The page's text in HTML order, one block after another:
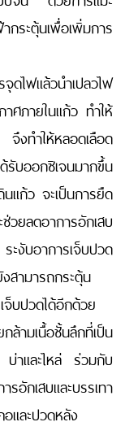
ระตุ้นเพื่อเพิ่มการ
ดไฟแล้วนำเปลวไฟ
ศภายในแก้ว ทำให้
งทำให้หลอดเลือด
รับออกซิเจนมากขึ้น
แก้ว จะเป็นการยืด
ยลดอาการอักเสบ
ะงับอาการเจ็บปวด
สามารถกระตุ้น
จ็บปวดได้อีกด้วย
ล้ามเนื้อชั้นลึกที่เป็น
าและไหล่ ร่วมกับ
อักเสบและบรรเทา
และปวดหลัง